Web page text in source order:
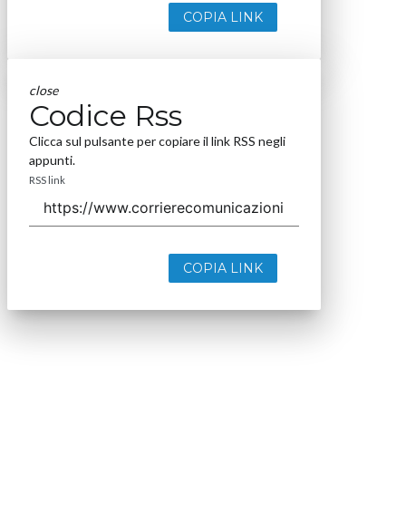
COPIA LINK
close
Codice Rss
Clicca sul pulsante per copiare il link RSS negli
appunti.
RSS link
COPIA LINK